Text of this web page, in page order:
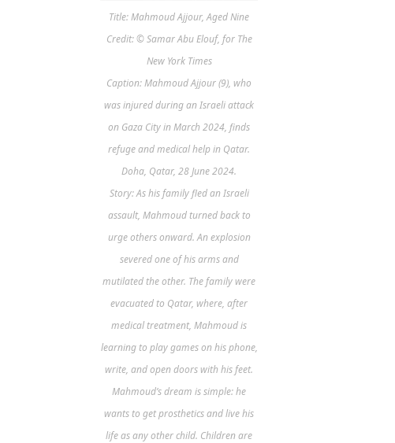
Title: Mahmoud Ajjour, Aged Nine
Credit: © Samar Abu Elouf, for The
New York Times
Caption: Mahmoud Ajjour (9), who
was injured during an Israeli attack
on Gaza City in March 2024, finds
refuge and medical help in Qatar.
Doha, Qatar, 28 June 2024.
Story: As his family fled an Israeli
assault, Mahmoud turned back to
urge others onward. An explosion
severed one of his arms and
mutilated the other. The family were
evacuated to Qatar, where, after
medical treatment, Mahmoud is
learning to play games on his phone,
write, and open doors with his feet.
Mahmoud’s dream is simple: he
wants to get prosthetics and live his
life as any other child. Children are